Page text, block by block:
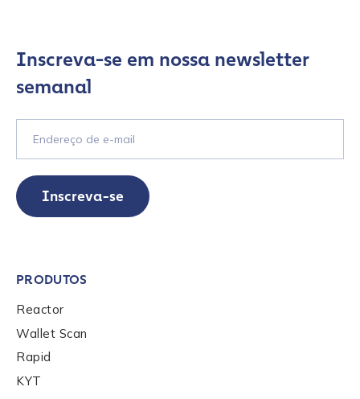
*
Phone Number
*
Country
*
Role Function
Organization Type
Inscreva-se em nossa newsletter
semanal
Inscreva-se
PRODUTOS
Reactor
Wallet Scan
Rapid
KYT